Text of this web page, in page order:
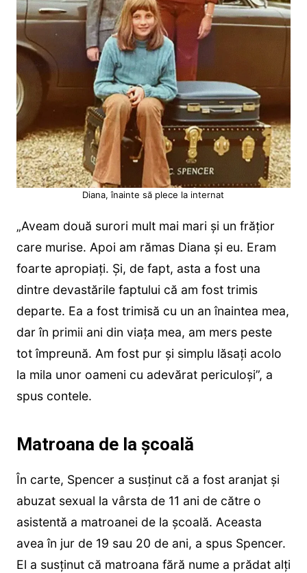
Diana, înainte să plece la internat
„Aveam două surori mult mai mari și un frățior
care murise. Apoi am rămas Diana și eu. Eram
foarte apropiați. Și, de fapt, asta a fost una
dintre devastările faptului că am fost trimis
departe. Ea a fost trimisă cu un an înaintea mea,
dar în primii ani din viața mea, am mers peste
tot împreună. Am fost pur și simplu lăsați acolo
la mila unor oameni cu adevărat periculoși”, a
spus contele.
Matroana de la școală
În carte, Spencer a susținut că a fost aranjat și
abuzat sexual la vârsta de 11 ani de către o
asistentă a matroanei de la școală. Aceasta
avea în jur de 19 sau 20 de ani, a spus Spencer.
El a susținut că matroana fără nume a prădat alți